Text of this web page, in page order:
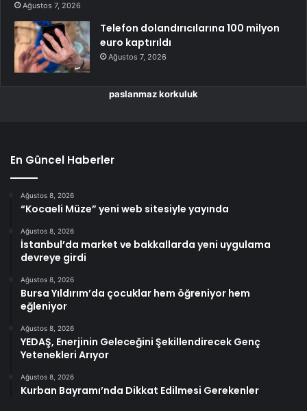
Ağustos 7, 2026
Telefon dolandırıcılarına 100 milyon
euro kaptırıldı
Ağustos 7, 2026
paslanmaz korkuluk
En Güncel Haberler
Ağustos 8, 2026
“Kocaeli Müze” yeni web sitesiyle yayında
Ağustos 8, 2026
İstanbul’da market ve bakkallarda yeni uygulama
devreye girdi
Ağustos 8, 2026
Bursa Yıldırım’da çocuklar hem öğreniyor hem
eğleniyor
Ağustos 8, 2026
YEDAŞ, Enerjinin Geleceğini Şekillendirecek Genç
Yetenekleri Arıyor
Ağustos 8, 2026
Kurban Bayramı’nda Dikkat Edilmesi Gerekenler